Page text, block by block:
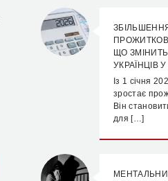
ЩО
УКРАЇНЦІВ У
Із 1 січня
зростає
Він
для […]